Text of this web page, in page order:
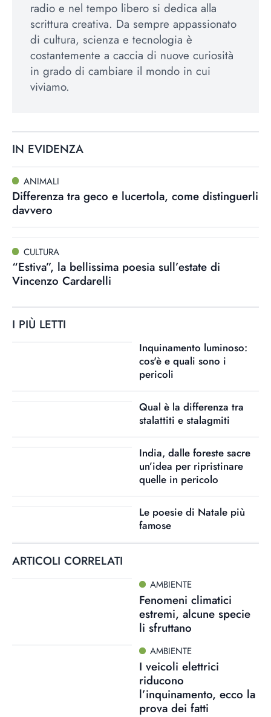
radio e nel tempo libero si dedica alla
scrittura creativa. Da sempre appassionato
di cultura, scienza e tecnologia è
costantemente a caccia di nuove curiosità
in grado di cambiare il mondo in cui
viviamo.
IN EVIDENZA
ANIMALI
Differenza tra geco e lucertola, come distinguerli
davvero
CULTURA
“Estiva”, la bellissima poesia sull’estate di
Vincenzo Cardarelli
I PIÙ LETTI
Inquinamento luminoso:
cos'è e quali sono i
pericoli
Qual è la differenza tra
stalattiti e stalagmiti
India, dalle foreste sacre
un’idea per ripristinare
quelle in pericolo
Le poesie di Natale più
famose
ARTICOLI CORRELATI
AMBIENTE
Fenomeni climatici
estremi, alcune specie
li sfruttano
AMBIENTE
I veicoli elettrici
riducono
l’inquinamento, ecco la
prova dei fatti